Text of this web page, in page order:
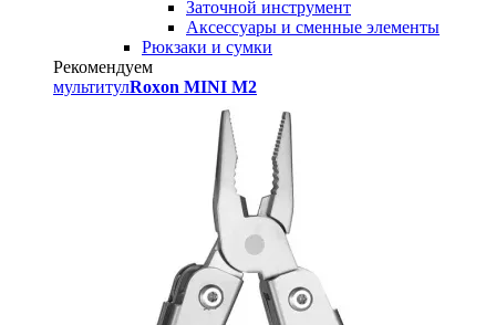
Заточной инструмент
Аксессуары и сменные элементы
Рюкзаки и сумки
Рекомендуем
мультитулRoxon MINI M2